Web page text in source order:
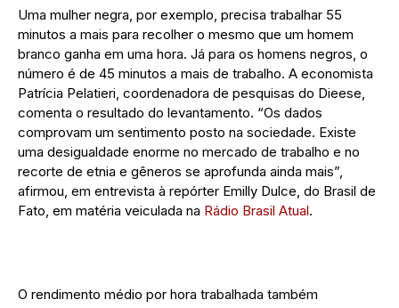
Uma mulher negra, por exemplo, precisa trabalhar 55
minutos a mais para recolher o mesmo que um homem
branco ganha em uma hora. Já para os homens negros, o
número é de 45 minutos a mais de trabalho. A economista
Patrícia Pelatieri, coordenadora de pesquisas do Dieese,
comenta o resultado do levantamento. “Os dados
comprovam um sentimento posto na sociedade. Existe
uma desigualdade enorme no mercado de trabalho e no
recorte de etnia e gêneros se aprofunda ainda mais”,
afirmou, em entrevista à repórter Emilly Dulce, do Brasil de
Fato, em matéria veiculada na Rádio Brasil Atual.
O rendimento médio por hora trabalhada também